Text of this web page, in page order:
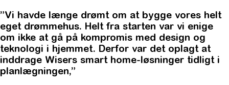
”Vi havde længe drømt om at bygge vores helt
eget drømmehus. Helt fra starten var vi enige
om ikke at gå på kompromis med design og
teknologi i hjemmet. Derfor var det oplagt at
inddrage Wisers smart home-løsninger tidligt i
planlægningen,”